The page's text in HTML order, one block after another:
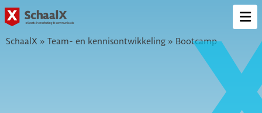
SchaalX » Team- en kennisontwikkeling » Bootcamp